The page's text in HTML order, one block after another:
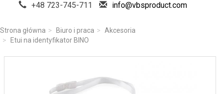
+48 723-745-711 info@vbsproduct.com
Strona główna Biuro i praca
Akcesoria
Etui na identyfikator BINO